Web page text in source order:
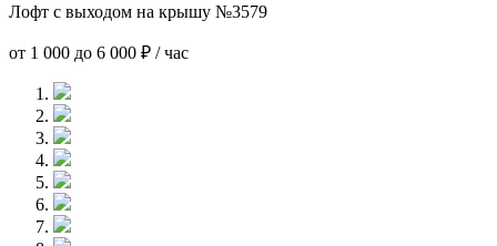
Лофт с выходом на крышу №3579
от 1 000 до 6 000 ₽ / час